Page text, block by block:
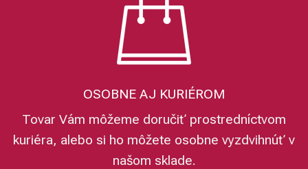
OSOBNE AJ KURIÉROM
Tovar Vám môžeme doručiť prostredníctvom
kuriéra, alebo si ho môžete osobne vyzdvihnúť v
našom sklade.